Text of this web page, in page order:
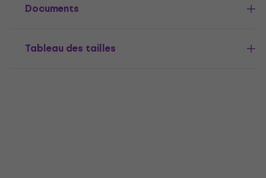
Documents
Tableau des tailles